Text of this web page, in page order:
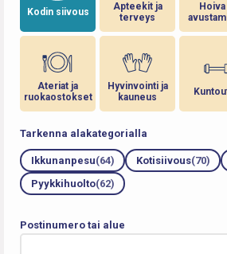
Kodin siivous
Ateriat ja
ruokaostokset
Apteekit ja
terveys
Hyvinvointi ja
kauneus
Hoiva
Tarkenna alakategorialla
Ikkunanpesu(64) Kotisiivous(70)
Pyykkihuolto(62)
Postinumero tai alue